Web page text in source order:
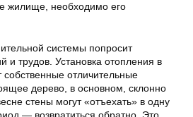
жилище, необходимо его
системы попросит
и трудов. Установка отопления в
отличительные
дерево, в основном, склонно
стены могут «отъехать» в одну